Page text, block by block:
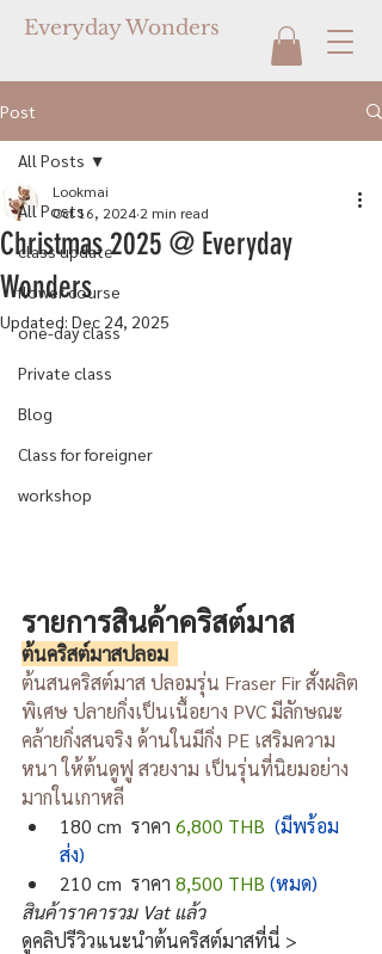
Everyday Wonders
Post
All Posts
class update
flower course
one-day class
Private class
Blog
Class for foreigner
workshop
All Posts
Christmas 2025 @ Everyday
Wonders
Lookmai
Oct 16, 2024 2 min read
Updated: Dec 24, 2025
รายการสินค้าคริสต์มาส
ต้นคริสต์มาสปลอม
ต้นสนคริสต์มาส ปลอมรุ่น Fraser Fir สั่งผลิต
พิเศษ ปลายกิ่งเป็นเนื้อยาง PVC มีลักษณะ
คล้ายกิ่งสนจริง ด้านในมีกิ่ง PE เสริมความ
หนา ให้ต้นดูฟู สวยงาม เป็นรุ่นที่นิยมอย่าง
มากในเกาหลี
180 cm  ราคา 6,800 THB (มีพร้อม
ส่ง)
210 cm  ราคา 8,500 THB (หมด)
สินค้าราคารวม Vat แล้ว
ดูคลิปรีวิวแนะนำต้นคริสต์มาสที่นี่ >